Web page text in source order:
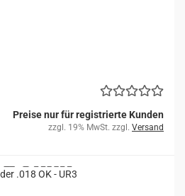
Preise nur für registrierte Kunden
zzgl. 19% MwSt. zzgl. Versand
.018 OK - UR3